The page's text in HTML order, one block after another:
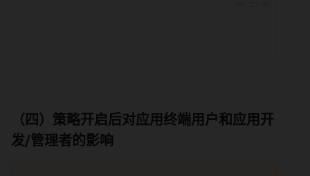
（四）策略开启后对应用终端用户和应用开
发/管理者的影响